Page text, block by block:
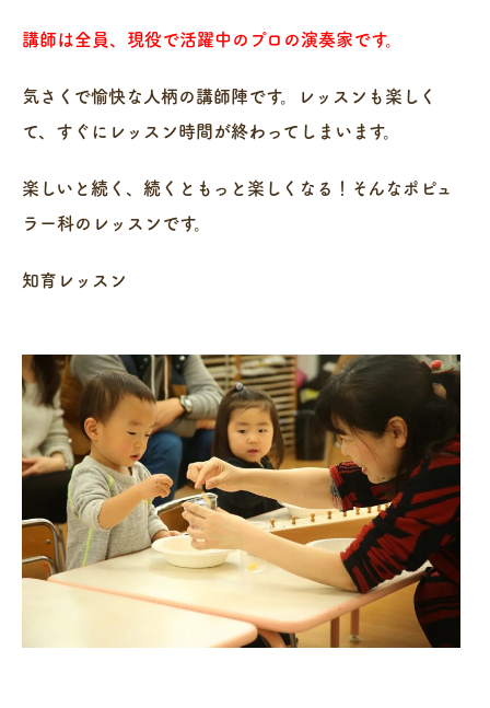
講師は全員、現役で活躍中のプロの演奏家です。
気さくで愉快な人柄の講師陣です。レッスンも楽しく
て、すぐにレッスン時間が終わってしまいます。
楽しいと続く、続くともっと楽しくなる！そんなポピュ
ラー科のレッスンです。
知育レッスン